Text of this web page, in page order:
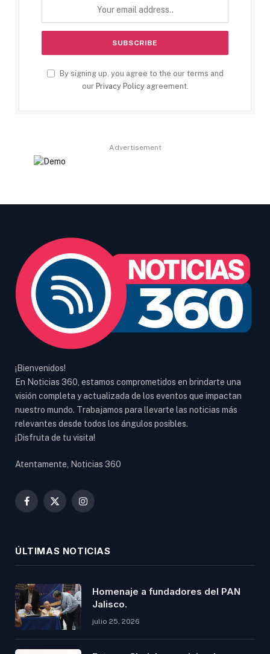
By signing up, you agree to the our terms and
our Privacy Policyagreement.
Advertisement
¡Bienvenidos!
En Noticias 360, estamos comprometidos en brindarte una
visión completa y actualizada de los eventos que impactan
nuestro mundo. Trabajamos para llevarte las noticias más
relevantes desde todos los ángulos posibles.
¡Disfruta de tu visita!
Atentamente, Noticias 360
Facebook
X
Instagram
ÚLTIMAS NOTICIAS
Homenaje a fundadores del PAN
Jalisco.
julio 25, 2026